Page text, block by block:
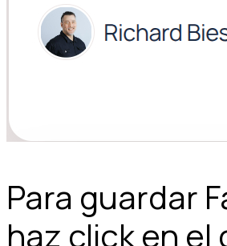
Para guardar
haz click en el